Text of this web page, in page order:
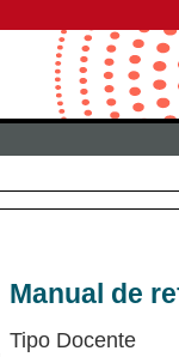
Manual de
Tipo Docente